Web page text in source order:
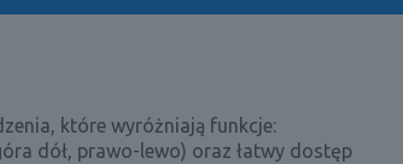
które wyróżniają funkcje:
dół, prawo-lewo) oraz łatwy dostęp